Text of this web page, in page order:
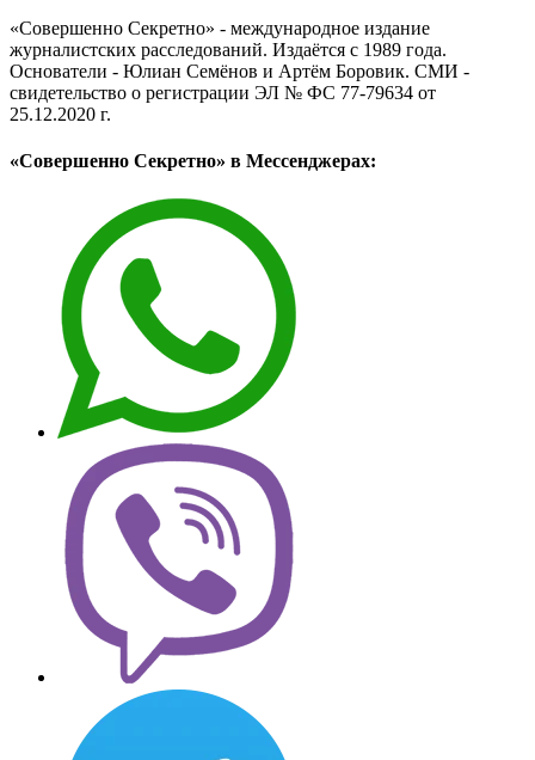
«Совершенно Секретно» - международное издание
журналистских расследований. Издаётся с 1989 года.
Основатели - Юлиан Семёнов и Артём Боровик. CМИ -
свидетельство о регистрации ЭЛ № ФС 77-79634 от
25.12.2020 г.
«Совершенно Секретно» в Мессенджерах: